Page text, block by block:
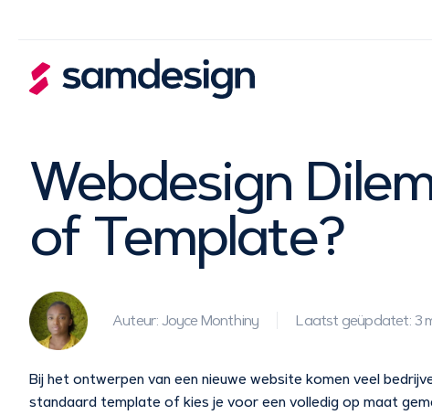
Webdesign
of Template?
Auteur: Joyce Monthiny Laatst geüpdatet: 3
Bij het ontwerpen van een nieuwe website komen veel
standaard template of kies je voor een volledig op maat